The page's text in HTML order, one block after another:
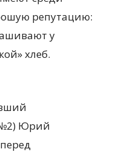
репутацию:
у
хлеб.
№2) Юрий